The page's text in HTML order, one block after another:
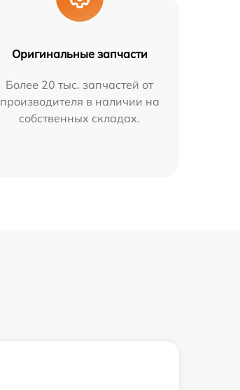
Оригинальные запчасти
Более 20 тыс. запчастей от
производителя в наличии на
собственных складах.